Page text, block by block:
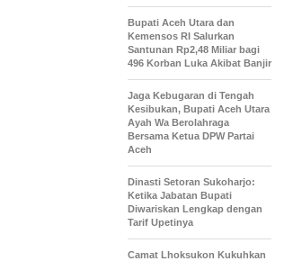
Bupati Aceh Utara dan
Kemensos RI Salurkan
Santunan Rp2,48 Miliar bagi
496 Korban Luka Akibat Banjir
Jaga Kebugaran di Tengah
Kesibukan, Bupati Aceh Utara
Ayah Wa Berolahraga
Bersama Ketua DPW Partai
Aceh
Dinasti Setoran Sukoharjo:
Ketika Jabatan Bupati
Diwariskan Lengkap dengan
Tarif Upetinya
Camat Lhoksukon Kukuhkan